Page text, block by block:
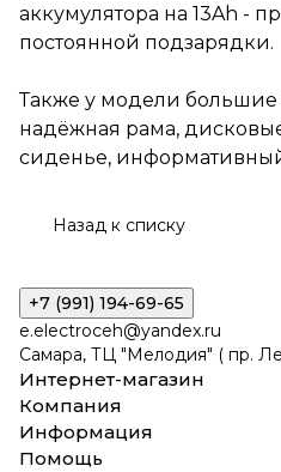
аккумулятора на 13Ah -
постоянной подзарядки.
Также у модели
надёжная рама,
сиденье,
Назад к списку
+7 (991) 194-69-65
e.electroceh@yandex.ru
Самара, ТЦ "Мелодия" ( пр.
Интернет-магазин
Компания
Информация
Помощь